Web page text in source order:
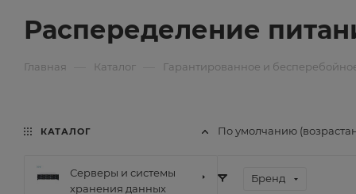
Распеределение
Главная Каталог Гарантированное и
По умолчанию
Бренд
КАТАЛОГ
Серверы и системы
хранения данных